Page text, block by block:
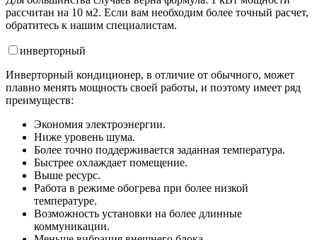
рассчитан на 10 м2. Если вам необходим более точный расчет,
обратитесь к нашим специалистам.
инверторный
Инверторный кондиционер, в отличие от обычного, может
плавно менять мощность своей работы, и поэтому имеет ряд
преимуществ:
Экономия электроэнергии.
Ниже уровень шума.
Более точно поддерживается заданная температура.
Быстрее охлаждает помещение.
Выше ресурс.
Работа в режиме обогрева при более низкой
температуре.
Возможность установки на более длинные
коммуникации.